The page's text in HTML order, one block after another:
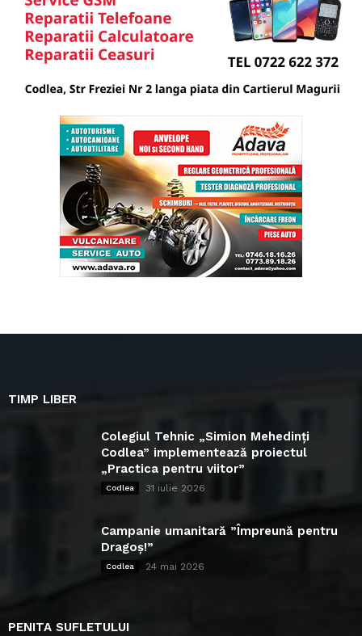
TIMP LIBER
Colegiul Tehnic „Simion Mehedinți
Codlea” implementează proiectul
„Practica pentru viitor”
Codlea 31 iulie 2026
Campanie umanitară ”Împreună pentru
Dragoș!”
Codlea 24 mai 2026
PENITA SUFLETULUI